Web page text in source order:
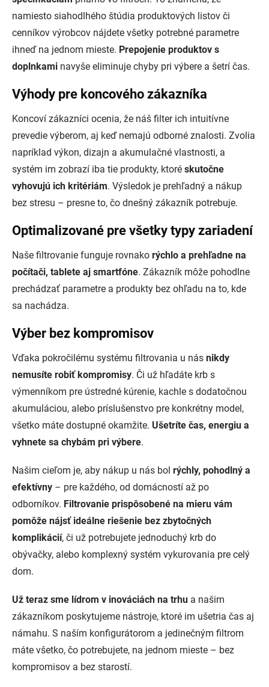
namiesto siahodlhého štúdia produktových listov či
cenníkov výrobcov nájdete všetky potrebné parametre
ihneď na jednom mieste. Prepojenie produktov s
doplnkami navyše eliminuje chyby pri výbere a šetrí čas.
Výhody pre koncového zákazníka
Koncoví zákazníci ocenia, že náš filter ich intuitívne
prevedie výberom, aj keď nemajú odborné znalosti. Zvolia
napríklad výkon, dizajn a akumulačné vlastnosti, a
systém im zobrazí iba tie produkty, ktoré skutočne
vyhovujú ich kritériám. Výsledok je prehľadný a nákup
bez stresu – presne to, čo dnešný zákazník potrebuje.
Optimalizované pre všetky typy zariadení
Naše filtrovanie funguje rovnako rýchlo a prehľadne na
počítači, tablete aj smartfóne. Zákazník môže pohodlne
prechádzať parametre a produkty bez ohľadu na to, kde
sa nachádza.
Výber bez kompromisov
Vďaka pokročilému systému filtrovania u nás nikdy
nemusíte robiť kompromisy. Či už hľadáte krb s
výmenníkom pre ústredné kúrenie, kachle s dodatočnou
akumuláciou, alebo príslušenstvo pre konkrétny model,
všetko máte dostupné okamžite. Ušetríte čas, energiu a
vyhnete sa chybám pri výbere.
Našim cieľom je, aby nákup u nás bol rýchly, pohodlný a
efektívny – pre každého, od domácností až po
odborníkov. Filtrovanie prispôsobené na mieru vám
pomôže nájsť ideálne riešenie bez zbytočných
komplikácií, či už potrebujete jednoduchý krb do
obývačky, alebo komplexný systém vykurovania pre celý
dom.
Už teraz sme lídrom v inováciách na trhu a našim
zákazníkom poskytujeme nástroje, ktoré im ušetria čas aj
námahu. S naším konfigurátorom a jedinečným filtrom
máte všetko, čo potrebujete, na jednom mieste – bez
kompromisov a bez starostí.